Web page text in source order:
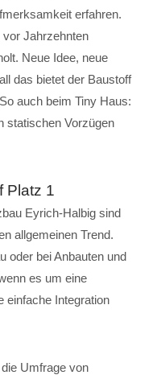
erfahren.
Jahrzehnten
Neue Idee, neue
das bietet der Baustoff
auch beim Tiny Haus:
statischen Vorzügen
Platz 1
Eyrich-Halbig sind
allgemeinen Trend.
oder bei Anbauten und
es um eine
einfache Integration
Umfrage von